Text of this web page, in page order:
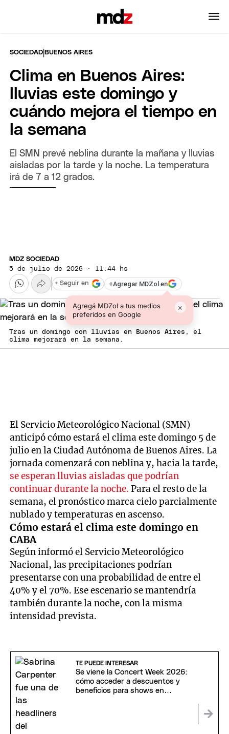
SOCIEDAD |BUENOS AIRES
Clima en Buenos Aires:
lluvias este domingo y
cuándo mejora el tiempo en
la semana
El SMN prevé neblina durante la mañana y lluvias
aisladas por la tarde y la noche. La temperatura
irá de 7 a 12 grados.
MDZ SOCIEDAD
5 de julio de 2026 · 11:44 hs
+Agregar MDZol en
Agregá MDZol a tus medios
preferidos en Google
×
+ Seguir en
Tras un domingo con lluvias en Buenos Aires, el
clima mejorará en la semana.
El Servicio Meteorológico Nacional (SMN)
anticipó cómo estará el clima este domingo 5 de
julio en la Ciudad Autónoma de Buenos Aires. La
jornada comenzará con neblina y, hacia la tarde,
se esperan lluvias aisladas que podrían
continuar durante la noche. Para el resto de la
semana, el pronóstico marca cielo parcialmente
nublado y temperaturas en ascenso.
Cómo estará el clima este domingo en
CABA
Según informó el Servicio Meteorológico
Nacional, las precipitaciones podrían
presentarse con una probabilidad de entre el
40% y el 70%. Ese escenario se mantendría
también durante la noche, con la misma
intensidad prevista.
TE PUEDE INTERESAR
Se viene la Concert Week 2026:
cómo acceder a descuentos y
beneficios para shows en